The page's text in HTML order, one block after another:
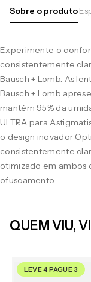
Sobre o produto
Experimente o
consistentemente
Bausch + Lomb. As
Bausch + Lomb
mantém 95% da
ULTRA para
o design inovador
consistentemente
otimizado em ambos
ofuscamento.
QUEM VIU,
LEVE 4 PAGUE 3